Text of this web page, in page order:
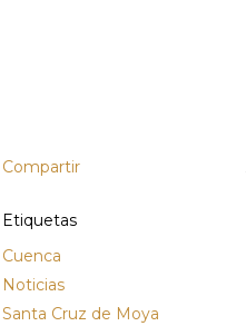
Compartir
Etiquetas
Cuenca
Noticias
Santa Cruz de Moya